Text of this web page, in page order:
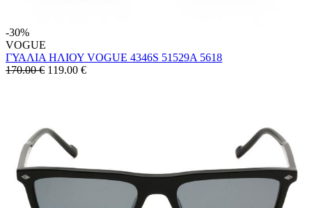
-30%
VOGUE
ΓΥΑΛΙΑ ΗΛΙΟΥ VOGUE 4346S 51529A 5618
170.00 € 119.00 €